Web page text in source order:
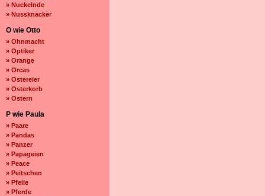
» Nuckelnde
» Nussknacker
O wie Otto
» Ohnmacht
» Optiker
» Orange
» Orcas
» Ostereier
» Osterkorb
» Ostern
P wie Paula
» Paare
» Pandas
» Panzer
» Papageien
» Peace
» Peitschen
» Pfeile
» Pferde